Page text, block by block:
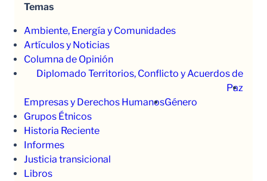
Temas
Ambiente, Energía y Comunidades
Artículos y Noticias
Columna de Opinión
Diplomado Territorios, Conflicto y Acuerdos de
Paz
Empresas y Derechos HumanosGénero
Grupos Étnicos
Historia Reciente
Informes
Justicia transicional
Libros